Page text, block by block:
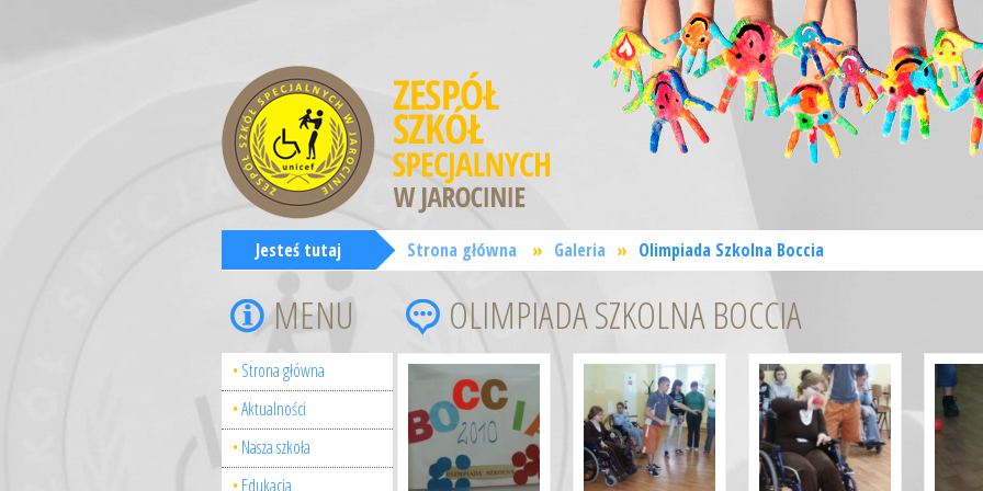
Jesteś tutaj Strona główna » Galeria » Olimpiada Szkolna Boccia
MENU
Strona główna
Aktualności
Nasza szkoła
Edukacja
OLIMPIADA SZKOLNA BOCCIA